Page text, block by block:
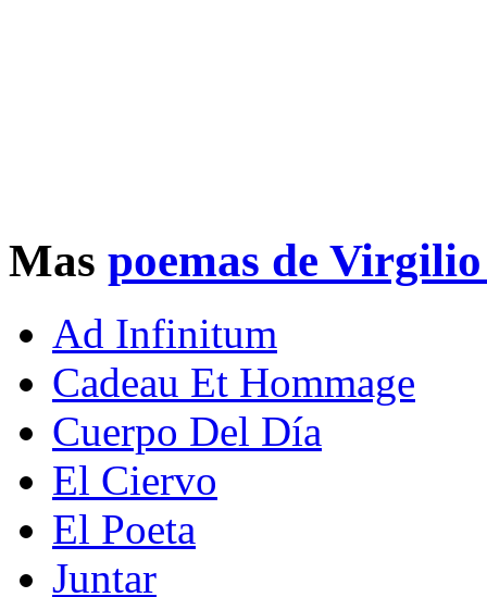
Mas poemas de
Ad Infinitum
Cadeau Et Hommage
Cuerpo Del Día
El Ciervo
El Poeta
Juntar